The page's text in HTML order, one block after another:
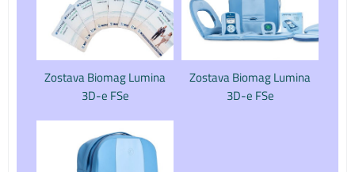
Zostava Biomag Lumina
3D-e FSe
Zostava Biomag Lumina
3D-e FSe